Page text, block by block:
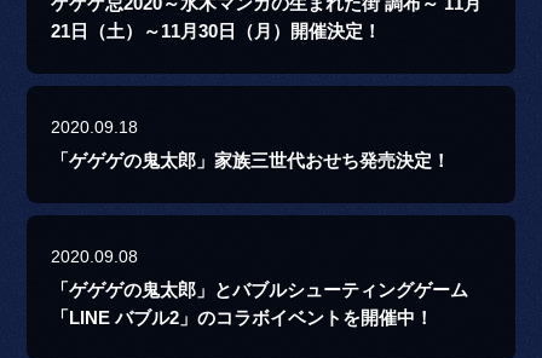
ゲゲゲ忌2020～水木マンガの生まれた街 調布～ 11月
21日（土）～11月30日（月）開催決定！
2020.09.18
「ゲゲゲの鬼太郎」家族三世代おせち発売決定！
2020.09.08
「ゲゲゲの鬼太郎」とバブルシューティングゲーム
「LINE バブル2」のコラボイベントを開催中！